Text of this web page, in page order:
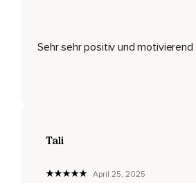
Wie fühlt sich dein Körper an?
Lege nun deine Hände auf dein Herz,
verinnerliche die nun folgenden
Sehr sehr positiv und motivierend
Tali
April 25, 2025